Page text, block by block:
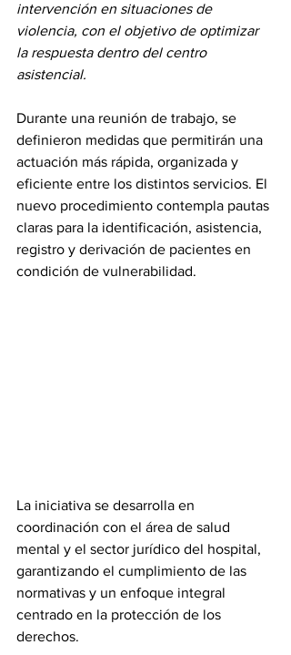
intervención en situaciones de
violencia, con el objetivo de optimizar
la respuesta dentro del centro
asistencial.
Durante una reunión de trabajo, se
definieron medidas que permitirán una
actuación más rápida, organizada y
eficiente entre los distintos servicios. El
nuevo procedimiento contempla pautas
claras para la identificación, asistencia,
registro y derivación de pacientes en
condición de vulnerabilidad.
La iniciativa se desarrolla en
coordinación con el área de salud
mental y el sector jurídico del hospital,
garantizando el cumplimiento de las
normativas y un enfoque integral
centrado en la protección de los
derechos.